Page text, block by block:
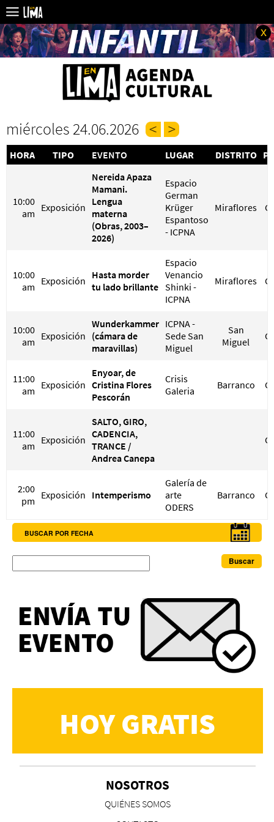
x
miércoles 24.06.2026
HORA TIPO EVENTO LUGAR DISTRITO
10:00
am Exposición
Nereida Apaza
Mamani.
Lengua
materna
(Obras, 2003–
2026)
Espacio
German
Krüger
Espantoso
- ICPNA
Miraflores
10:00
am Exposición Hasta morder
tu lado brillante
Espacio
Venancio
Shinki -
ICPNA
Miraflores
10:00
am Exposición
Wunderkammer
(cámara de
maravillas)
ICPNA -
Sede San
Miguel
San
Miguel
11:00
am Exposición
Enyoar, de
Cristina Flores
Pescorán
Crisis
Galeria
Barranco
11:00
am Exposición
SALTO, GIRO,
CADENCIA,
TRANCE /
Andrea Canepa
2:00
pm Exposición Intemperismo
Galería de
arte
ODERS
Barranco
BUSCAR POR FECHA
HOY GRATIS
NOSOTROS
QUIÉNES SOMOS